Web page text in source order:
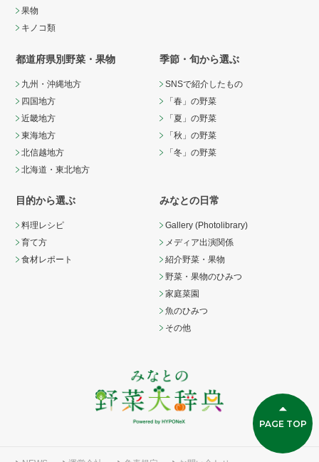
果物
キノコ類
都道府県別野菜・果物
九州・沖縄地方
四国地方
近畿地方
東海地方
北信越地方
北海道・東北地方
季節・旬から選ぶ
SNSで紹介したもの
「春」の野菜
「夏」の野菜
「秋」の野菜
「冬」の野菜
目的から選ぶ
料理レシピ
育て方
食材レポート
みなとの日常
Gallery (Photolibrary)
メディア出演関係
紹介野菜・果物
野菜・果物のひみつ
家庭菜園
魚のひみつ
その他
PAGE TOP